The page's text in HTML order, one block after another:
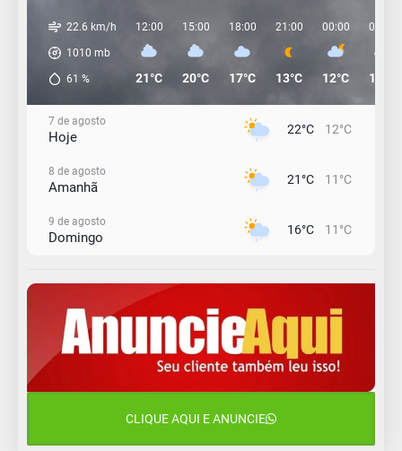
22.6 km/h
1010 mb
61 %
12:00
21°C
15:00
20°C
18:00
17°C
21:00
13°C
00:00
12°C
03:00
11°C
7 de agosto
Hoje 22°C 12°C
8 de agosto
Amanhã 21°C 11°C
9 de agosto
Domingo 16°C 11°C
Segunda-Feira 15°C 11°C
11 de agosto
Terça-Feira
Quarta-Feira
CLIQUE AQUI E ANUNCIE